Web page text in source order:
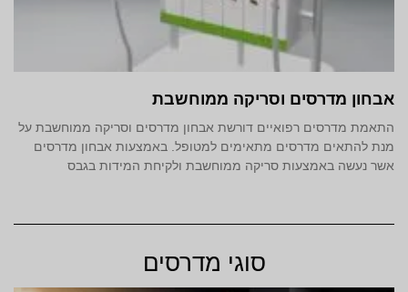
אבחון מדרסים וסריקה ממוחשבת
התאמת מדרסים רפואיים דורשת אבחון מדרסים וסריקה ממוחשבת על
מנת להתאים מדרסים מתאימים למטופל. באמצעות אבחון מדרסים
אשר נעשה באמצעות סריקה ממוחשבת ולקיחת המידות בגבס
סוגי מדרסים